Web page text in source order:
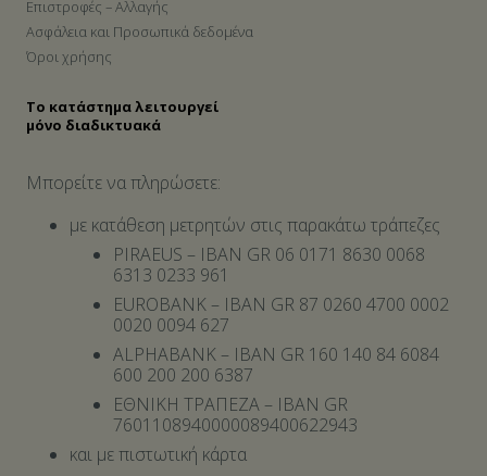
Επιστροφές – Αλλαγής
Ασφάλεια και Προσωπικά δεδομένα
Όροι χρήσης
Το κατάστημα λειτουργεί
μόνο διαδικτυακά
Μπορείτε να πληρώσετε:
με κατάθεση μετρητών στις παρακάτω τράπεζες
PIRAEUS – IBAN GR 06 0171 8630 0068
6313 0233 961
EUROBANK – IBAN GR 87 0260 4700 0002
0020 0094 627
ALPHABANK – IBAN GR 160 140 84 6084
600 200 200 6387
ΕΘΝΙΚΗ ΤΡΑΠΕΖΑ – IBAN GR
7601108940000089400622943
και με πιστωτική κάρτα